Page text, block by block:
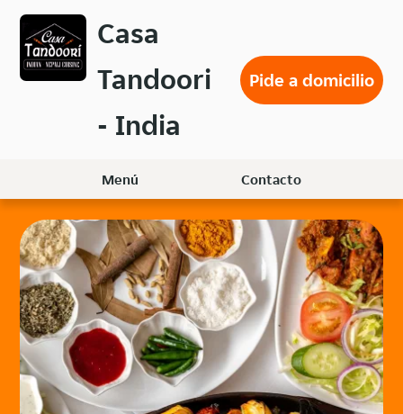
Volver
menú
principal
Casa
Tandoori
- India
Pide a domicilio
Menú Contacto